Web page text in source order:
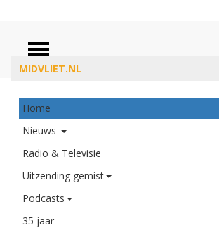
MIDVLIET.NL
Home
Nieuws
Radio & Televisie
Uitzending gemist
Podcasts
35 jaar
ZOEKEN